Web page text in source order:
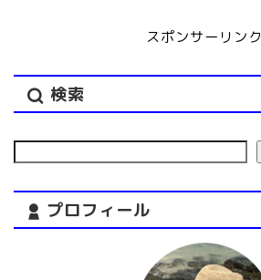
スポンサーリンク
検索
プロフィール